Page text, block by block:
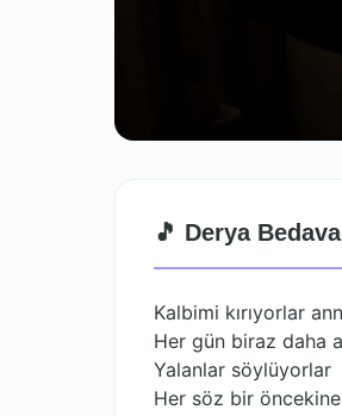
🎵 Derya
Kalbimi kırıyorlar
Her gün biraz daha
Yalanlar söylüyorlar
Her söz bir öncekine